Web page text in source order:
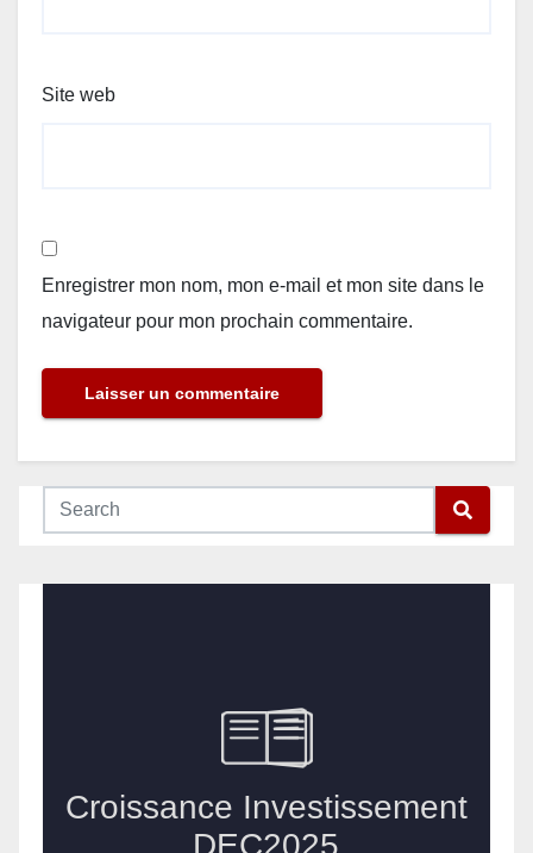
Site web
Enregistrer mon nom, mon e-mail et mon site dans le
navigateur pour mon prochain commentaire.